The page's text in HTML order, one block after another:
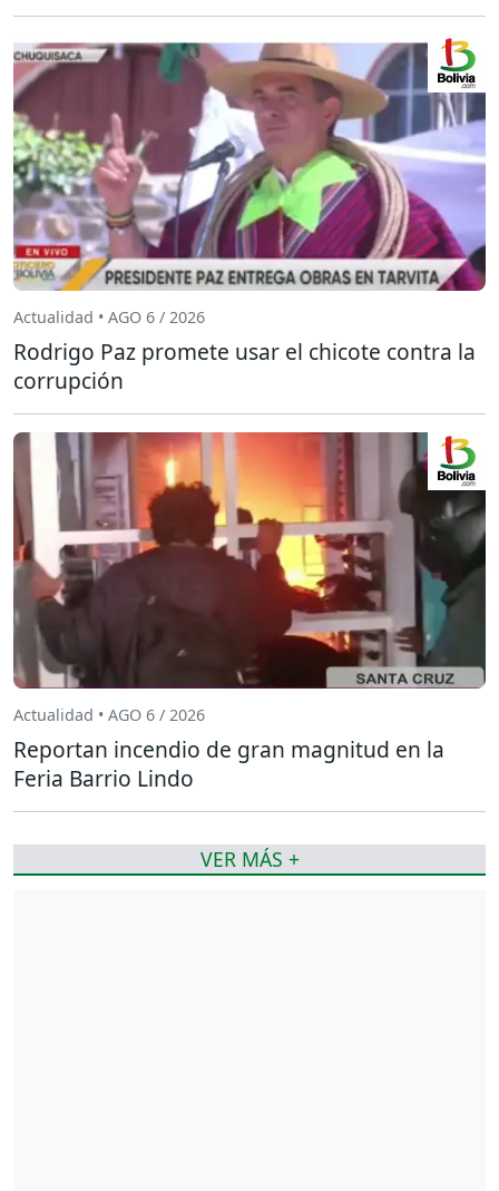
Actualidad • AGO 6 / 2026
Rodrigo Paz promete usar el chicote contra la
corrupción
Actualidad • AGO 6 / 2026
Reportan incendio de gran magnitud en la
Feria Barrio Lindo
VER MÁS +